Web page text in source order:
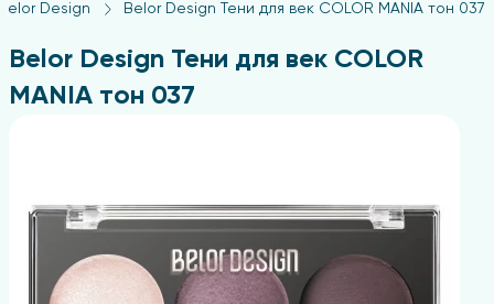
лица Средства для комбинированной кожи
Средства для проблемной кожи
Средства для жирной кожи
Design Belor Design Тени для век COLOR MANIA тон 037
Belor Design Тени для век COLOR
MANIA тон 037